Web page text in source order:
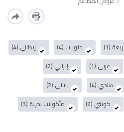
(1) حلويات (4)
إيطالي (4)
عربى (1)
إيراني (2)
هندي (4)
ياباني (2)
كويتي (2) مأكولات بحرية (3)